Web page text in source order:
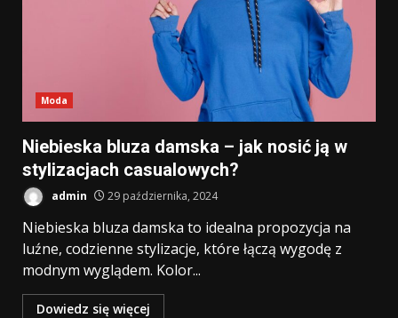
Moda
Niebieska bluza damska – jak nosić ją w
stylizacjach casualowych?
admin 29 października, 2024
Niebieska bluza damska to idealna propozycja na
luźne, codzienne stylizacje, które łączą wygodę z
modnym wyglądem. Kolor...
Dowiedz się więcej